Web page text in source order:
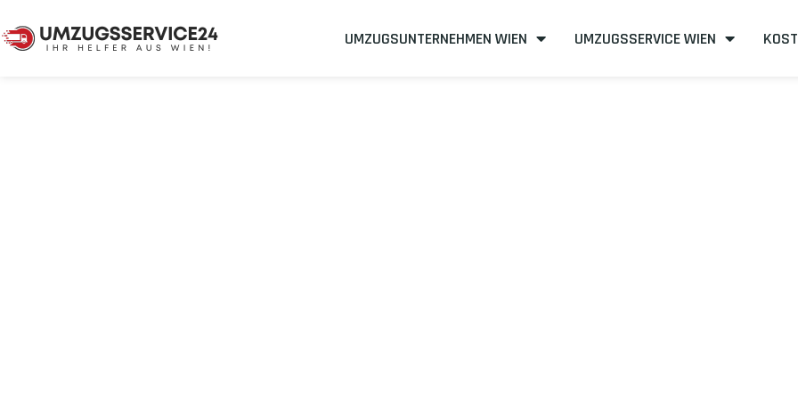
UMZUGSUNTERNEHMEN WIEN UMZUGSSERVICE WIEN